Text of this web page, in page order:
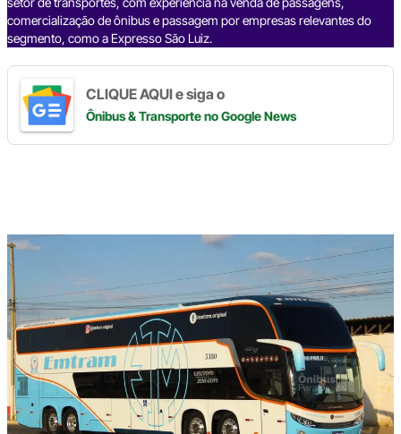
comercialização de ônibus e passagem por empresas relevantes do
segmento, como a Expresso São Luiz.
CLIQUE AQUI e siga o
Ônibus & Transporteno Google News
Digite
aqui
o
seu
e-
mail